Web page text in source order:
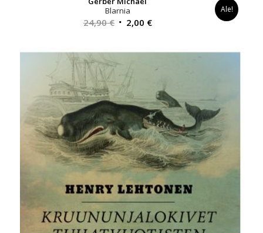
Blarnia
24,90€ Alkuperäinen
oli:
24,90 €.
2,00 €Nykyinen
on:
Ale!